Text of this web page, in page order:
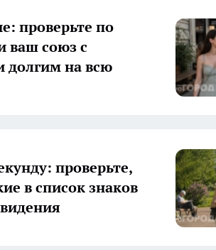
проверьте по
ваш союз с
долгим на всю
проверьте,
в список знаков